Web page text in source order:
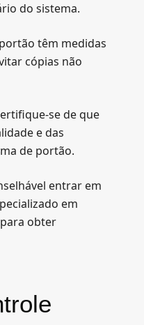
do sistema.
têm medidas
cópias não
se de que
e das
de portão.
entrar em
em
obter